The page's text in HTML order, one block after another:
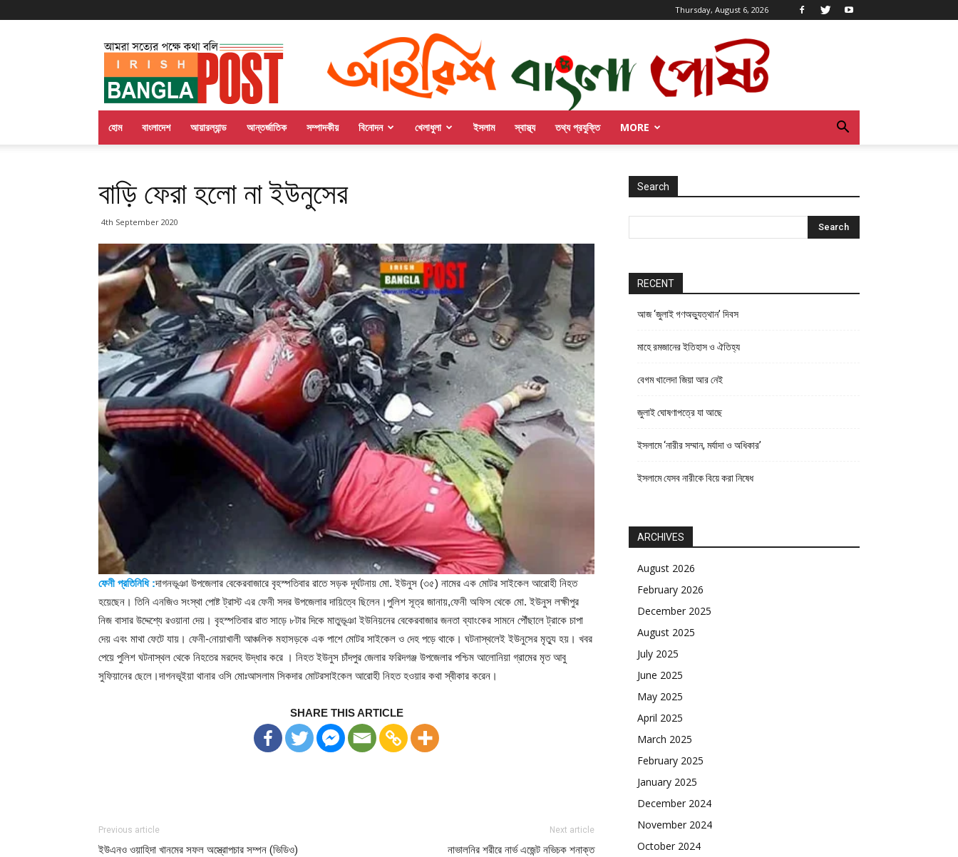
Thursday, August 6, 2026
Irish
Bangla
Post
হোম বাংলাদেশ আয়ারল্যান্ড আন্তর্জাতিক সম্পাদকীয় বিনোদন খেলাধুলা ইসলাম স্বাস্থ্য তথ্য প্রযুক্তি MORE
বাড়ি ফেরা হলো না ইউনুসের
4th September 2020
ফেনী প্রতিনিধি :দাগনভূঞা উপজেলার বেকেরবাজারে বৃহস্পতিবার রাতে সড়ক দূর্ঘটনায় মো. ইউনুস (৩৫) নামের এক মোটর সাইকেল আরোহী নিহত
হয়েছেন। তিনি এনজিও সংস্থা পোষ্ট ট্রাস্ট এর ফেনী সদর উপজেলার দায়িত্বে ছিলেন।পুলিশ সূত্র জানায়,ফেনী অফিস থেকে মো. ইউনুস লক্ষীপুর
নিজ বাসার উদ্দেশ্যে রওয়ানা দেয়। বৃহস্পতিবার রাত সাড়ে ৮টার দিকে মাতুভূঞা ইউনিয়নের বেকেরবাজার জনতা ব্যাংকের সামনে পৌঁছালে ট্রাকে চাপা
দেয় এবং মাথা ফেটে যায়। ফেনী-নোয়াখালী আঞ্চলিক মহাসড়কে এক পাশে মোটর সাইকেল ও দেহ পড়ে থাকে। ঘটনাস্থলেই ইউনুসের মৃত্যু হয়। খবর
পেয়ে পুলিশ ঘটনাস্থল থেকে নিহতের মরদেহ উদ্ধার করে । নিহত ইউনুস চাঁদপুর জেলার ফরিদগঞ্জ উপজেলার পশ্চিম আলোনিয়া গ্রামের মৃত আবু
সুফিয়ানের ছেলে।দাগনভূইয়া থানার ওসি মোঃআসলাম সিকদার মোটরসাইকেল আরোহী নিহত হওয়ার কথা স্বীকার করেন।
SHARE THIS ARTICLE
Previous article
ইউএনও ওয়াহিদা খানমের সফল অস্ত্রোপচার সম্পন (ভিডিও)
Next article
নাভালনির শরীরে নার্ভ এজেন্ট নভিচক শনাক্ত
Search
RECENT
আজ ‘জুলাই গণঅভ্যুত্থান’ দিবস
মাহে রমজানের ইতিহাস ও ঐতিহ্য
বেগম খালেদা জিয়া আর নেই
জুলাই ঘোষণাপত্রে যা আছে
ইসলামে ‘নারীর সম্মান, মর্যাদা ও অধিকার’
ইসলামে যেসব নারীকে বিয়ে করা নিষেধ
ARCHIVES
August 2026
February 2026
December 2025
August 2025
July 2025
June 2025
May 2025
April 2025
March 2025
February 2025
January 2025
December 2024
November 2024
October 2024